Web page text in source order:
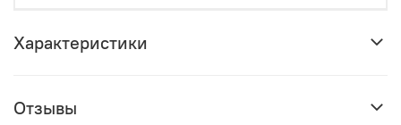
Характеристики
Отзывы